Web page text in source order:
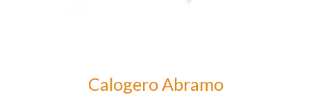
Calogero Abramo